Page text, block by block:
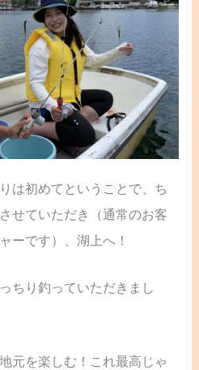
は初めてということで、ち
せていただき（通常のお客
ーです）、湖上へ！
ちり釣っていただきまし
元を楽しむ！これ最高じゃ